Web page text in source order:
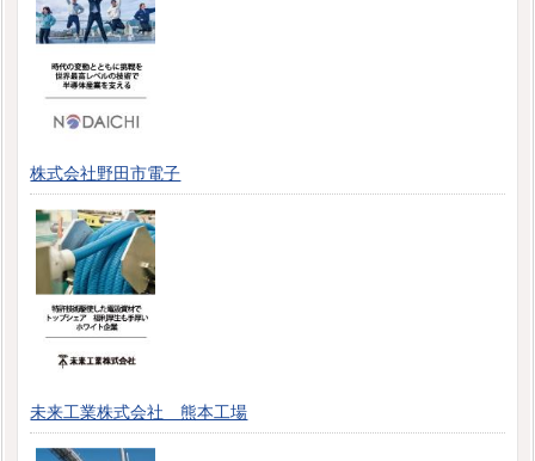
株式会社野田市電子
未来工業株式会社 熊本工場